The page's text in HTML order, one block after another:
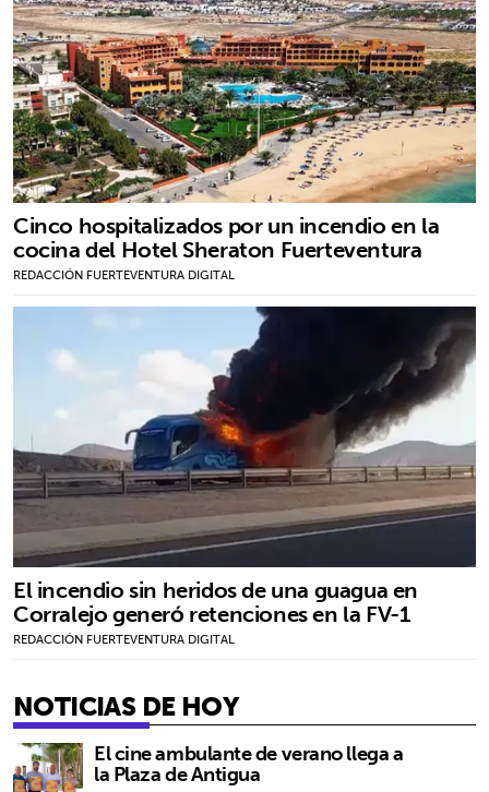
Cinco hospitalizados por un incendio en la
cocina del Hotel Sheraton Fuerteventura
REDACCIÓN FUERTEVENTURA DIGITAL
El incendio sin heridos de una guagua en
Corralejo generó retenciones en la FV-1
REDACCIÓN FUERTEVENTURA DIGITAL
NOTICIAS DE HOY
El cine ambulante de verano llega a
la Plaza de Antigua